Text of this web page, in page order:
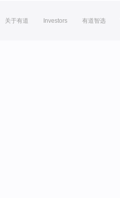
关于有道 Investors 有道智选